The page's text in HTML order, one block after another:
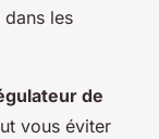
les
de
vous éviter